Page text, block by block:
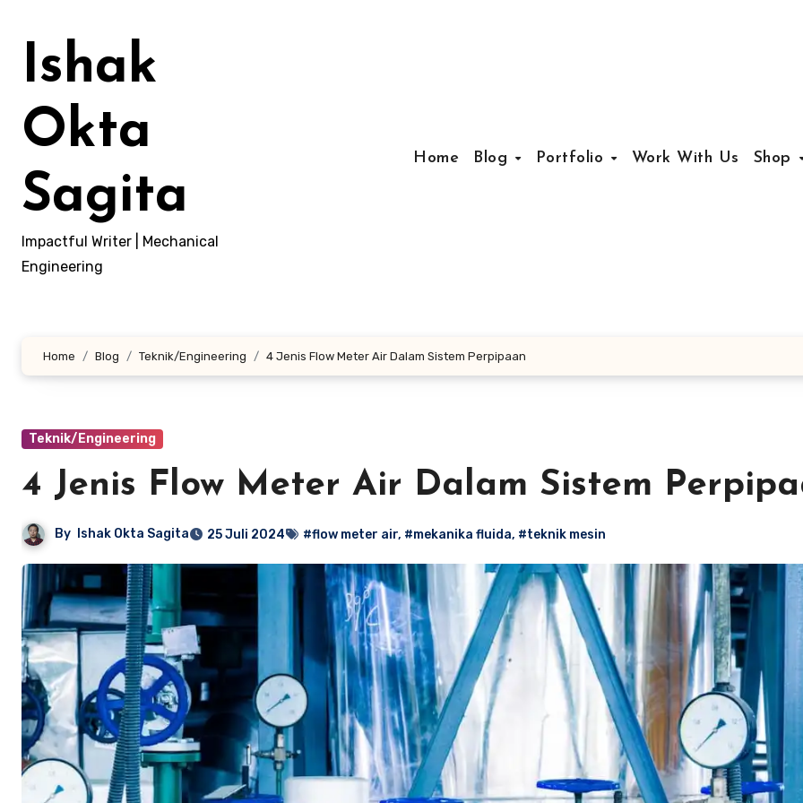
kontenIshak
Okta
Sagita
Impactful Writer | Mechanical
Engineering
Home Blog Portfolio Work With Us Shop
Home Blog Teknik/Engineering 4 Jenis Flow Meter Air Dalam Sistem Perpipaan
Teknik/Engineering
4 Jenis Flow Meter Air Dalam Sistem
By Ishak Okta Sagita 25 Juli 2024 #flow meter air, #mekanika fluida, #teknik mesin